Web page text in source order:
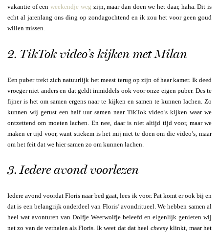
vakantie of eenweekendje weg zijn, maar dan doen we het daar, haha. Dit is
echt al jarenlang ons ding op zondagochtend en ik zou het voor geen goud
willen missen.
2. TikTok video’s kijken met Milan
Een puber trekt zich natuurlijk het meest terug op zijn of haar kamer. Ik deed
vroeger niet anders en dat geldt inmiddels ook voor onze eigen puber. Des te
fijner is het om samen ergens naar te kijken en samen te kunnen lachen. Zo
kunnen wij gerust een half uur samen naar TikTok video’s kijken waar we
ontzettend om moeten lachen. En nee, daar is niet altijd tijd voor, maar we
maken er tijd voor, want stiekem is het mij niet te doen om die video’s, maar
om het feit dat we hier samen zo om kunnen lachen.
3. Iedere avond voorlezen
Iedere avond voordat Floris naar bed gaat, lees ik voor. Pat komt er ook bij en
dat is een belangrijk onderdeel van Floris’ avondritueel. We hebben samen al
heel wat avonturen van Dolfje Weerwolfje beleefd en eigenlijk genieten wij
net zo van de verhalen als Floris. Ik weet dat dat heel cheesyklinkt, maar het